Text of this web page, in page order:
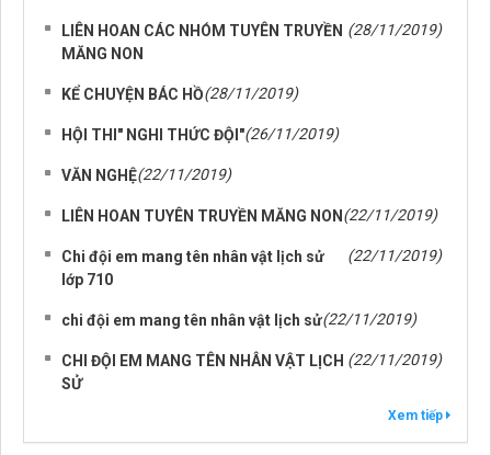
LIÊN HOAN CÁC NHÓM TUYÊN TRUYỀN
MĂNG NON
(28/11/2019)
KỂ CHUYỆN BÁC HỒ(28/11/2019)
HỘI THI" NGHI THỨC ĐỘI"(26/11/2019)
VĂN NGHỆ(22/11/2019)
LIÊN HOAN TUYÊN TRUYỀN MĂNG NON (22/11/2019)
Chi đội em mang tên nhân vật lịch sử
lớp 710
(22/11/2019)
chi đội em mang tên nhân vật lịch sử(22/11/2019)
CHI ĐỘI EM MANG TÊN NHÂN VẬT LỊCH
SỬ
(22/11/2019)
Xem tiếp